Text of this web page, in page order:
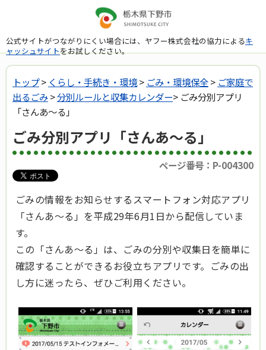
公式サイトがつながりにくい場合には、ヤフー株式会社の協力によるキ
ャッシュサイトをお試しください。
トップ> くらし・手続き・環境> ごみ・環境保全> ご家庭で
出るごみ>分別ルールと収集カレンダー> ごみ分別アプリ
「さんあ～る」
ごみ分別アプリ「さんあ～る」
ページ番号：P-004300
ごみの情報をお知らせするスマートフォン対応アプリ
「さんあ～る」を平成29年6月1日から配信していま
す。
この「さんあ～る」は、ごみの分別や収集日を簡単に
確認することができるお役立ちアプリです。ごみの出
し方に迷ったら、ぜひご利用ください。